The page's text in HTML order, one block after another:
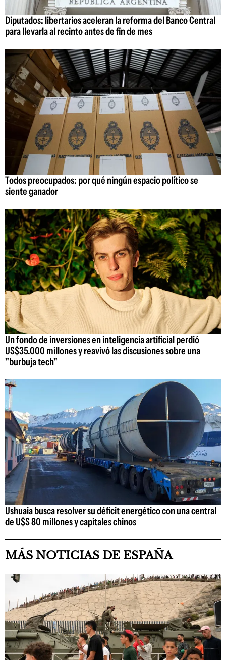
Diputados: libertarios aceleran la reforma del Banco Central
para llevarla al recinto antes de fin de mes
Todos preocupados: por qué ningún espacio político se
siente ganador
Un fondo de inversiones en inteligencia artificial perdió
US$35.000 millones y reavivó las discusiones sobre una
"burbuja tech"
Ushuaia busca resolver su déficit energético con una central
de U$S 80 millones y capitales chinos
MÁS NOTICIAS DE ESPAÑA